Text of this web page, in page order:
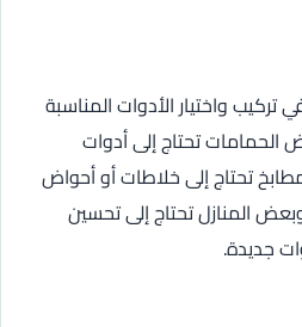
واختيار الأدوات المناسبة
تحتاج إلى أدوات
تحتاج إلى خلاطات أو أحواض
المنازل تحتاج إلى تحسين
جديدة.